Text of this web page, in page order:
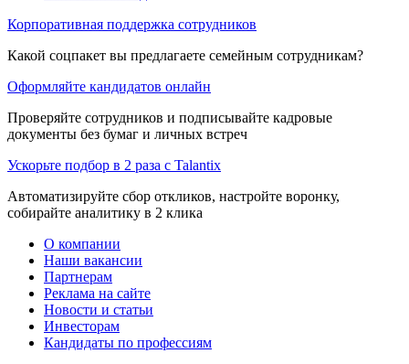
Корпоративная поддержка сотрудников
Какой соцпакет вы предлагаете семейным сотрудникам?
Оформляйте кандидатов онлайн
Проверяйте сотрудников и подписывайте кадровые
документы без бумаг и личных встреч
Ускорьте подбор в 2 раза с Talantix
Автоматизируйте сбор откликов, настройте воронку,
собирайте аналитику в 2 клика
О компании
Наши вакансии
Партнерам
Реклама на сайте
Новости и статьи
Инвесторам
Кандидаты по профессиям